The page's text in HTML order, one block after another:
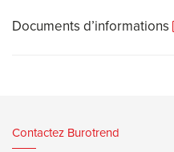
Documents d’informations
Contactez Burotrend